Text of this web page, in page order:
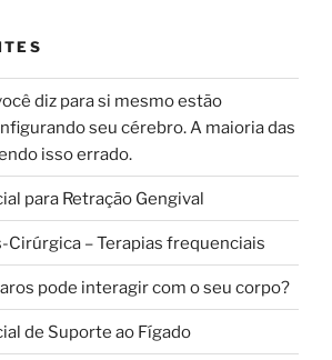
diz para si mesmo estão
seu cérebro. A maioria das
isso errado.
para Retração Gengival
Cirúrgica – Terapias frequenciais
pode interagir com o seu corpo?
de Suporte ao Fígado